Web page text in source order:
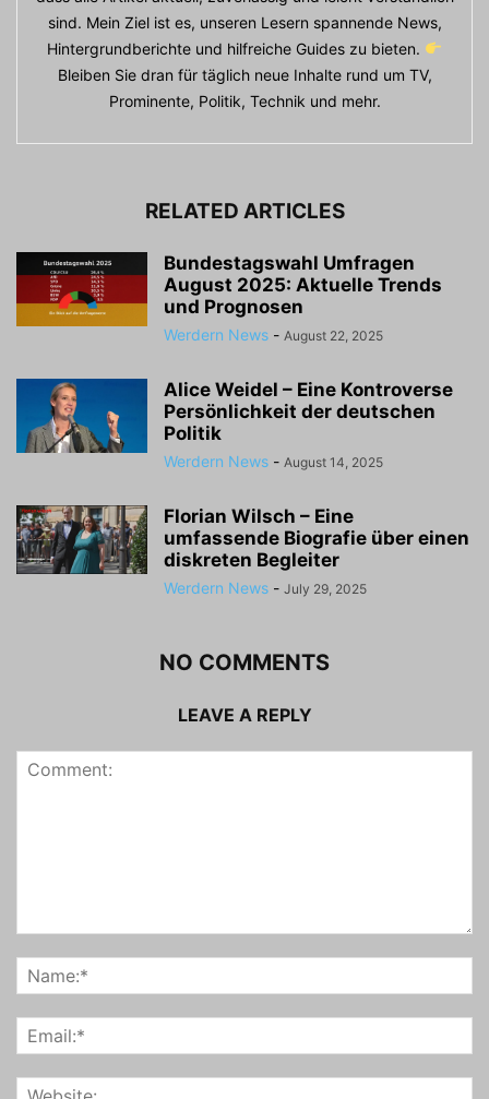
sind. Mein Ziel ist es, unseren Lesern spannende News,
Hintergrundberichte und hilfreiche Guides zu bieten.
Bleiben Sie dran für täglich neue Inhalte rund um TV,
Prominente, Politik, Technik und mehr.
RELATED ARTICLES
Bundestagswahl Umfragen
August 2025: Aktuelle Trends
und Prognosen
Werdern News - August 22, 2025
Alice Weidel – Eine Kontroverse
Persönlichkeit der deutschen
Politik
Werdern News - August 14, 2025
Florian Wilsch – Eine
umfassende Biografie über einen
diskreten Begleiter
Werdern News - July 29, 2025
NO COMMENTS
LEAVE A REPLY